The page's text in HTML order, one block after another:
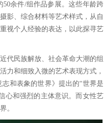
余件/组作品参展。这些年龄跨
影、综合材料等艺术样式，从自
视个人经验的表达，以此探寻艺
代民族解放、社会革命大潮的组
力和细致入微的艺术表现方式，
和表象的世界》提出的“世界是
心和强烈的主体意识。而女性艺
。